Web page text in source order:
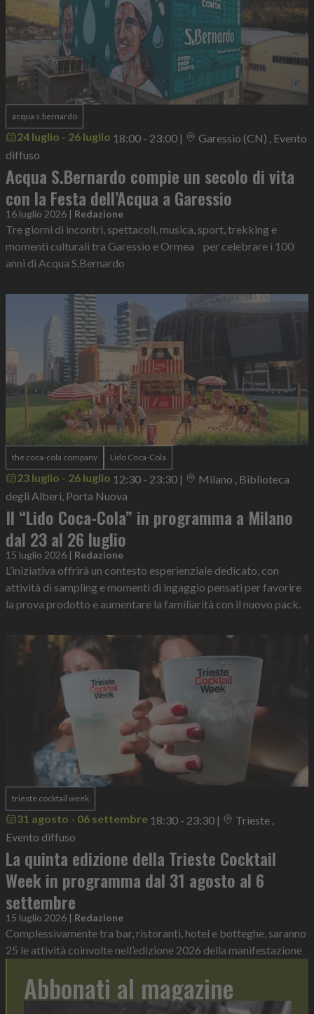
acqua s.bernardo
24 luglio - 26 luglio 18:00 - 23:00 |
Garessio (CN) , Evento
diffuso
Acqua S.Bernardo compie un secolo di vita
con la Festa dell’Acqua a Garessio
16 luglio 2026 Redazione
Tre giorni di incontri, spettacoli, musica, sport, trekking e
momenti culturali tra Garessio e Ormea per celebrare i 100
anni di Acqua S.Bernardo
the coca-cola company Lido Coca-Cola
23 luglio - 26 luglio 12:30 - 23:30 |
Milano , Biblioteca
degli Alberi, Porta Nuova
Il “Lido Coca-Cola” in programma a Milano
dal 23 al 26 luglio
15 luglio 2026 Redazione
L’iniziativa offrirà un contesto esperienziale dedicato, con
attività di sampling e momenti di ingaggio pensati per favorire
la prova prodotto e aumentare la familiarità con il nuovo pack.
trieste cocktail week
31 agosto - 06 settembre 18:30 - 23:30 |
Trieste ,
Evento diffuso
La quinta edizione della Trieste Cocktail
Week in programma dal 31 agosto al 6
settembre
15 luglio 2026 Redazione
Complessivamente tra bar, ristoranti, hotel e botteghe, saranno
25 le attività coinvolte nell’edizione 2026 della manifestazione
Abbonati al magazine